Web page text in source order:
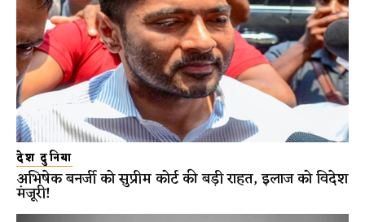
देश दुनिया
अभिषेक बनर्जी को सुप्रीम कोर्ट की बड़ी राहत, इलाज को विदेश
मंजूरी!